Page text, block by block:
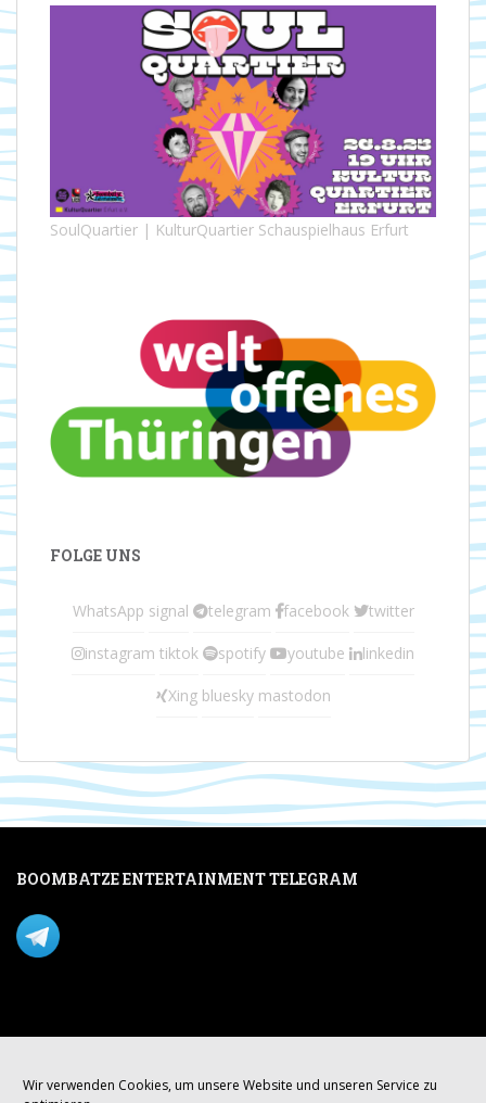
Wir verwenden Cookies, um unsere Website und unseren Service zu
SoulQuartier | KulturQuartier Schauspielhaus Erfurt
FOLGE UNS
WhatsApp signal telegram facebook twitter
instagram tiktok spotify youtube linkedin
Xing bluesky mastodon
BOOMBATZE ENTERTAINMENT TELEGRAM